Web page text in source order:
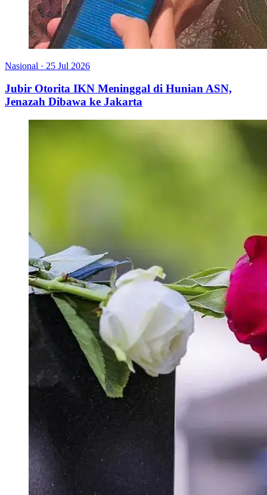
Nasional · 25 Jul 2026
Jubir Otorita IKN Meninggal di Hunian ASN,
Jenazah Dibawa ke Jakarta